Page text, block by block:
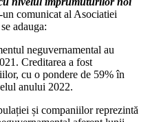
un comunicat al Asociatiei
adauga:
neguvernamental au
Creditarea a fost
cu o pondere de 59% în
anului 2022.
și companiilor reprezintă